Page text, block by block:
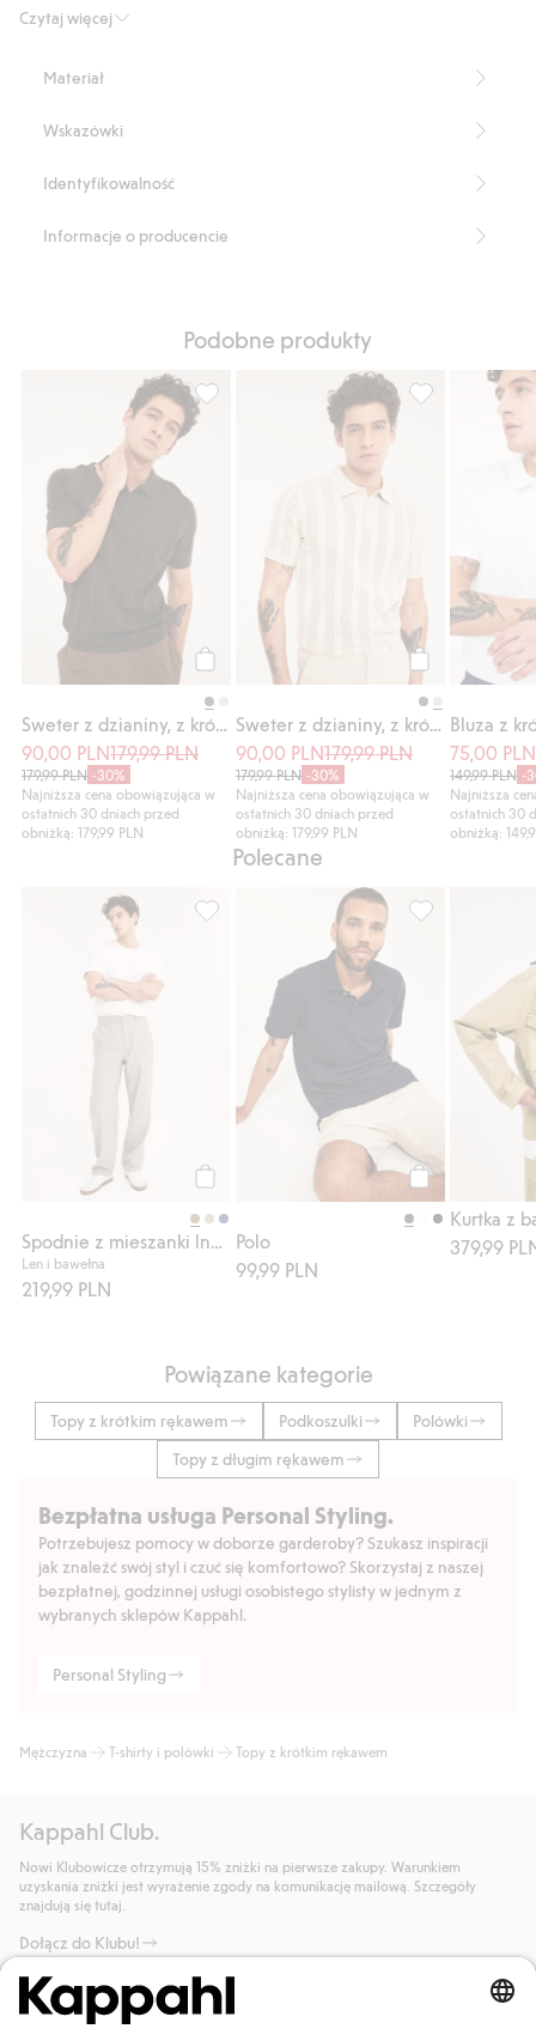
Czytaj więcej
krawędź.
Kołnierzyk
Dzianina o wyraźnej strukturze
Długość: 70 cm w rozmiarze M
Materiał
Wskazówki
Identyfikowalność
Informacje o producencie
Podobne produkty
90,00 PLN179,99 PLN
179,99 PLN -30%
Najniższa cena obowiązująca w
ostatnich 30 dniach przed
obniżką: 179,99 PLN
Sweter z dzianiny, z krótkimi rękawami,
Kup
90,00 PLN179,99 PLN
179,99 PLN -30%
Najniższa cena obowiązująca w
ostatnich 30 dniach przed
obniżką: 179,99 PLN
Sweter z
75,00 PLN
149,99 PLN -
Najniższa
ostatnich 30
obniżką:
Polecane
Len i bawełna
219,99 PLN
Spodnie z mieszanki lnu, o regularnym
Kup
Polo
99,99 PLN
Kurtka z
379,99
Powiązane kategorie
Topy z krótkim rękawem Podkoszulki
Polówki
Topy z długim rękawem
Bezpłatna usługa Personal Styling.
Potrzebujesz pomocy w doborze garderoby? Szukasz inspiracji
jak znaleźć swój styl i czuć się komfortowo? Skorzystaj z naszej
bezpłatnej, godzinnej usługi osobistego stylisty w jednym z
wybranych sklepów Kappahl.
Personal Styling
Mężczyzna T-shirty i polówki Topy z krótkim rękawem
Kappahl Club.
Nowi Klubowicze otrzymują 15% zniżki na pierwsze zakupy. Warunkiem
uzyskania zniżki jest wyrażenie zgody na komunikację mailową. Szczegóły
znajdują się tutaj.
Dołącz do Klubu!